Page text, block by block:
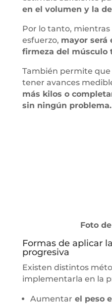
en el volumen y la
Por lo tanto,
esfuerzo, mayor será
firmeza del músculo
También permite
tener avances
más kilos o
sin ningún problema.
Foto
Formas de aplicar
progresiva
Existen distintos
implementarla en la
Aumentar el peso